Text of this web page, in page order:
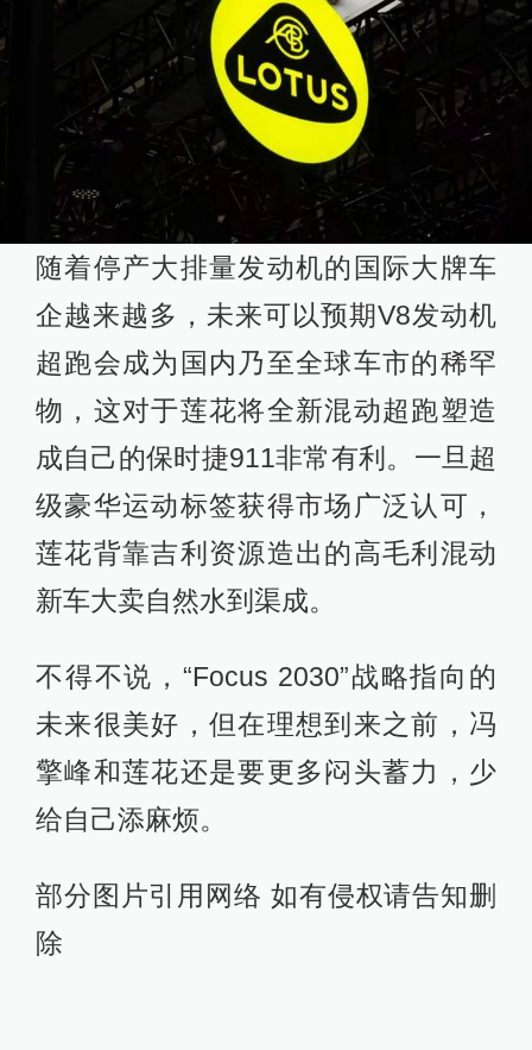
随着停产大排量发动机的国际大牌车
企越来越多，未来可以预期V8发动机
超跑会成为国内乃至全球车市的稀罕
物，这对于莲花将全新混动超跑塑造
成自己的保时捷911非常有利。一旦超
级豪华运动标签获得市场广泛认可，
莲花背靠吉利资源造出的高毛利混动
新车大卖自然水到渠成。
不得不说，“Focus 2030”战略指向的
未来很美好，但在理想到来之前，冯
擎峰和莲花还是要更多闷头蓄力，少
给自己添麻烦。
部分图片引用网络 如有侵权请告知删
除